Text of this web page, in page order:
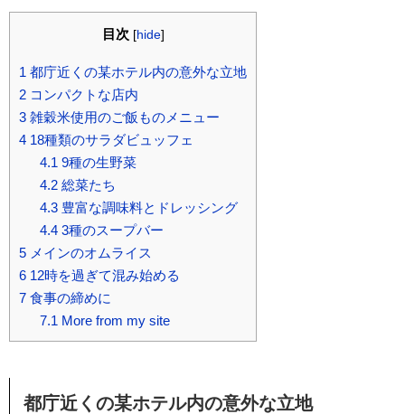
目次 [hide]
1 都庁近くの某ホテル内の意外な立地
2 コンパクトな店内
3 雑穀米使用のご飯ものメニュー
4 18種類のサラダビュッフェ
4.1 9種の生野菜
4.2総菜たち
4.3豊富な調味料とドレッシング
4.43種のスープバー
5 メインのオムライス
6 12時を過ぎて混み始める
7 食事の締めに
7.1 More from my site
都庁近くの某ホテル内の意外な立地